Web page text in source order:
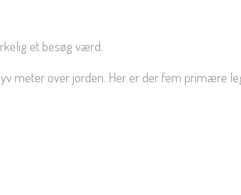
et besøg værd.
meter over jorden. Her er der fem primære